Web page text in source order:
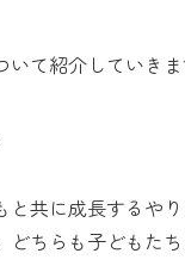
いて紹介していき
共に成長するや
ちらも子どもた